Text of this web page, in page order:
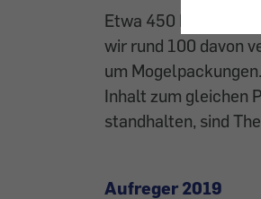
Etwa 450
wir rund 100 davon
um
Inhalt zum gleichen
standhalten, sind
Aufreger 2019